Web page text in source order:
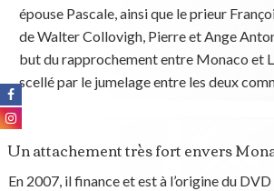
épouse Pascale, ainsi que le prieur
de Walter Collovigh, Pierre et Ange
but du rapprochement entre Monaco et
scellé par le jumelage entre les deux
Un attachement très fort envers
En 2007, il finance et est à l’origine du